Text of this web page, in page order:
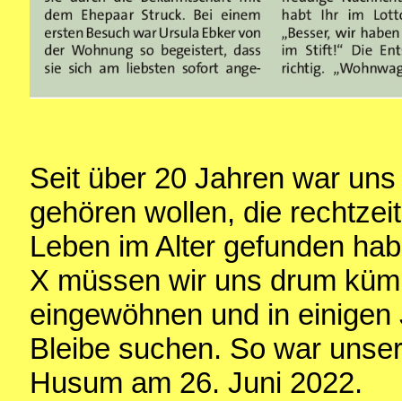
Seit über 20 Jahren war
gehören wollen, die
Leben im Alter gefunden
X müssen wir uns drum
eingewöhnen und in
Bleibe suchen. So war
Husum am 26. Juni 2022.